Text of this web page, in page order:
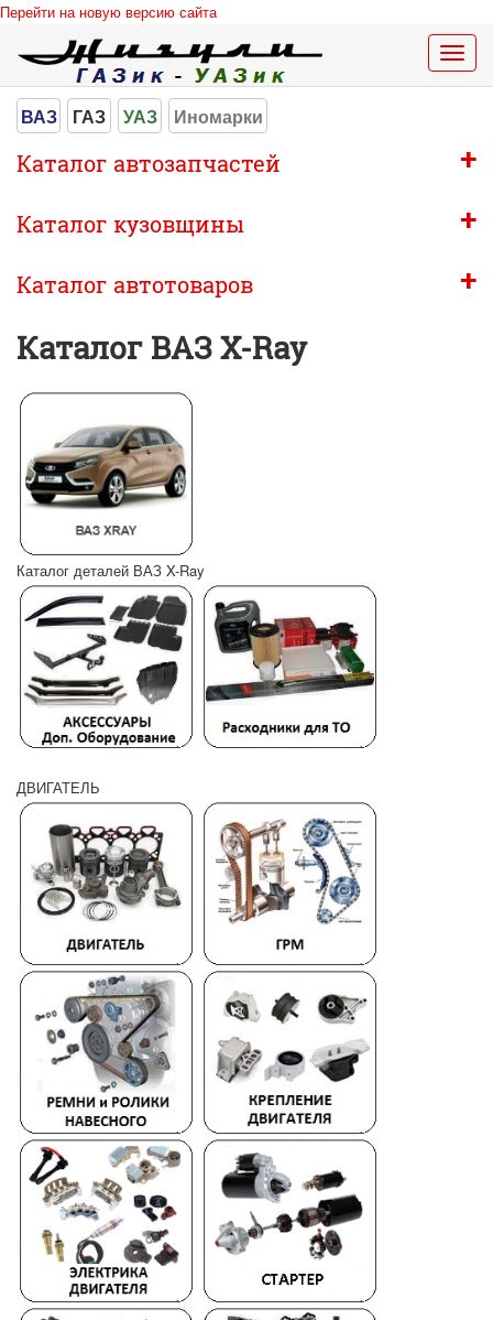
Перейти на новую версию сайта
Меню
ВАЗ ГАЗ УАЗ Иномарки
Каталог автозапчастей +
Каталог кузовщины +
Каталог автотоваров +
Каталог ВАЗ X-Ray
Каталог деталей ВАЗ X-Ray
ДВИГАТЕЛЬ